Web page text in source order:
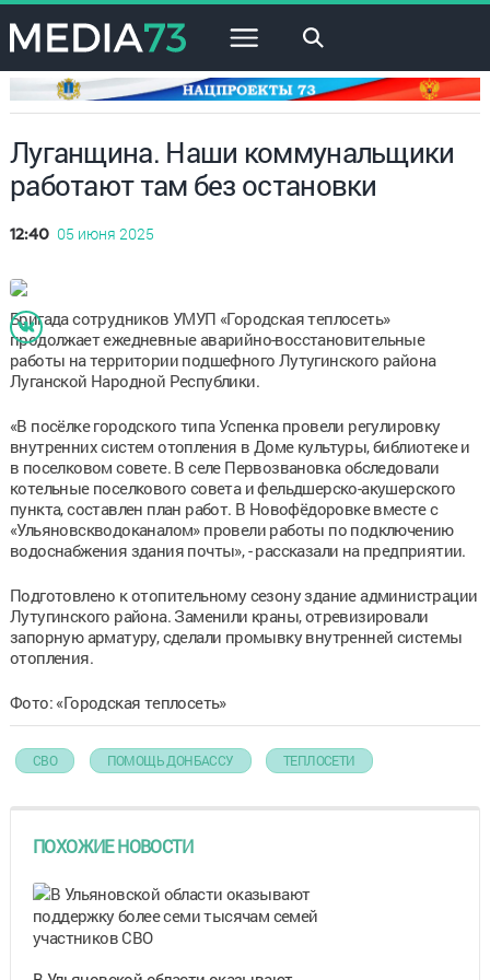
×
Луганщина. Наши коммунальщики
работают там без остановки
12:40 05 июня 2025
Бригада сотрудников УМУП «Городская теплосеть»
продолжает ежедневные аварийно-восстановительные
работы на территории подшефного Лутугинского района
Луганской Народной Республики.
«В посёлке городского типа Успенка провели регулировку
внутренних систем отопления в Доме культуры, библиотеке и
в поселковом совете. В селе Первозвановка обследовали
котельные поселкового совета и фельдшерско-акушерского
пункта, составлен план работ. В Новофёдоровке вместе с
«Ульяновскводоканалом» провели работы по подключению
водоснабжения здания почты», - рассказали на предприятии.
Подготовлено к отопительному сезону здание администрации
Лутугинского района. Заменили краны, отревизировали
запорную арматуру, сделали промывку внутренней системы
отопления.
Фото: «Городская теплосеть»
СВО ПОМОЩЬ ДОНБАССУ ТЕПЛОСЕТИ
ПОХОЖИЕ НОВОСТИ